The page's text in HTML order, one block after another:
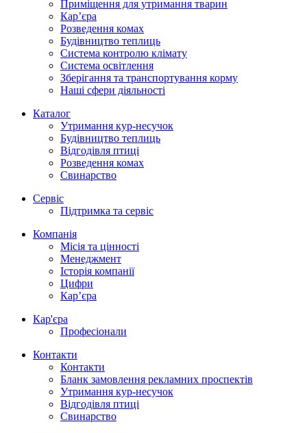
Приміщення для утримання тварин
Кар’єра
Розведення комах
Будівництво теплиць
Система контролю клімату
Система освітлення
Зберігання та транспортування корму
Наші сфери діяльності
Каталог
Утримання кур-несучок
Будівництво теплиць
Відгодівля птиці
Розведення комах
Свинарство
Сервіс
Підтримка та сервіс
Компанія
Місія та цінності
Менеджмент
Історія компанії
Цифри
Кар’єра
Кар'єра
Професіонали
Контакти
Контакти
Бланк замовлення рекламних проспектів
Утримання кур-несучок
Відгодівля птиці
Свинарство